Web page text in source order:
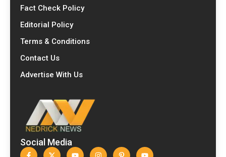
Fact Check Policy
Editorial Policy
Terms & Conditions
Contact Us
Advertise With Us
Social Media